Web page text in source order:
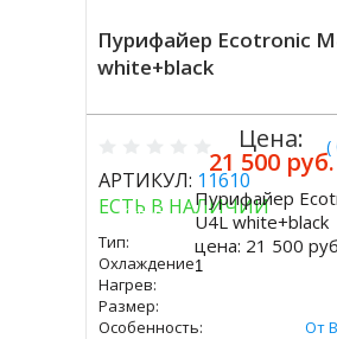
Пурифайер Ecotronic
white+black
(
АРТИКУЛ: 11610
ЕСТЬ В НАЛИЧИИ
Тип:
Охлаждение:
Нагрев:
Размер:
Особенность:
От
Цена:
21 500 руб.
Купить
Пурифайер
U4L white+black
цена: 21 500